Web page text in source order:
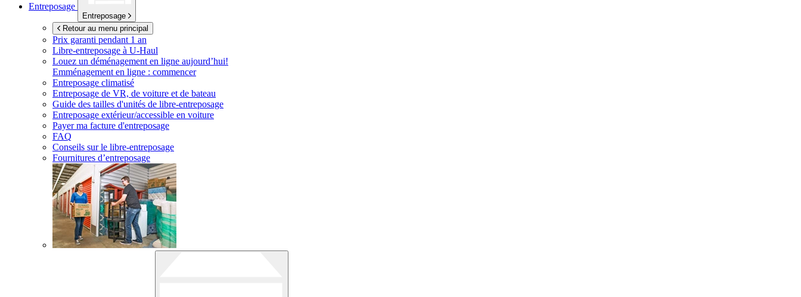
Entreposage
Entreposage
Retour au menu principal
Prix garanti pendant 1 an
Libre-entreposage à U-Haul
Louez un déménagement en ligne aujourd’hui!
Emménagement en ligne : commencer
Entreposage climatisé
Entreposage de VR, de voiture et de bateau
Guide des tailles d'unités de libre-entreposage
Entreposage extérieur/accessible en voiture
Payer ma facture d'entreposage
FAQ
Conseils sur le libre-entreposage
Fournitures d’entreposage